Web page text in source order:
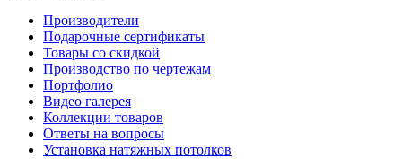
Производители
Подарочные сертификаты
Товары со скидкой
Производство по чертежам
Портфолио
Видео галерея
Коллекции товаров
Ответы на вопросы
Установка натяжных потолков